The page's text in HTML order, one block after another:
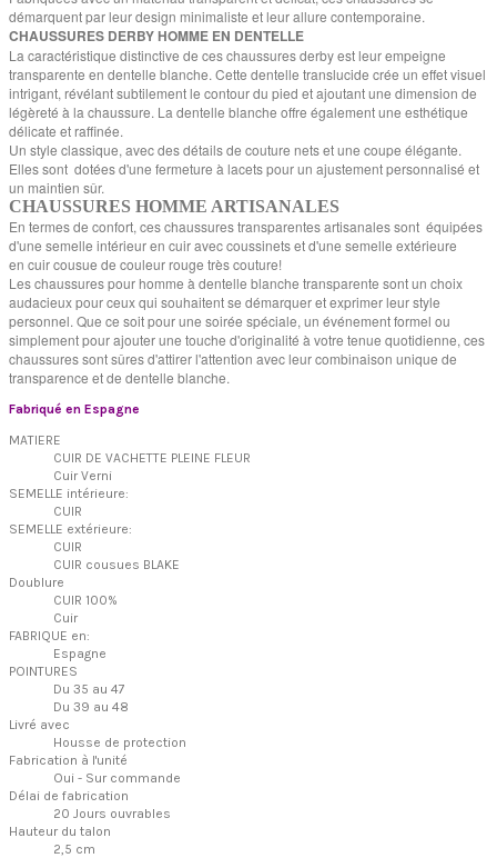
démarquent par leur design minimaliste et leur allure contemporaine.
CHAUSSURES DERBY HOMME EN DENTELLE
La caractéristique distinctive de ces chaussures derby est leur empeigne
transparente en dentelle blanche. Cette dentelle translucide crée un effet visuel
intrigant, révélant subtilement le contour du pied et ajoutant une dimension de
légèreté à la chaussure. La dentelle blanche offre également une esthétique
délicate et raffinée.
Un style classique, avec des détails de couture nets et une coupe élégante.
Elles sont dotées d'une fermeture à lacets pour un ajustement personnalisé et
un maintien sûr.
CHAUSSURES HOMME ARTISANALES
En termes de confort, ces chaussures transparentes artisanales sont équipées
d'une semelle intérieur en cuir avec coussinets et d'une semelle extérieure
en cuir cousue de couleur rouge très couture!
Les chaussures pour homme à dentelle blanche transparente sont un choix
audacieux pour ceux qui souhaitent se démarquer et exprimer leur style
personnel. Que ce soit pour une soirée spéciale, un événement formel ou
simplement pour ajouter une touche d'originalité à votre tenue quotidienne, ces
chaussures sont sûres d'attirer l'attention avec leur combinaison unique de
transparence et de dentelle blanche.
Fabriqué en Espagne
MATIERE
CUIR DE VACHETTE PLEINE FLEUR
Cuir Verni
SEMELLE intérieure:
CUIR
SEMELLE extérieure:
CUIR
CUIR cousues BLAKE
Doublure
CUIR 100%
Cuir
FABRIQUE en:
Espagne
POINTURES
Du 35 au 47
Du 39 au 48
Livré avec
Housse de protection
Fabrication à l'unité
Oui - Sur commande
Délai de fabrication
20 Jours ouvrables
Hauteur du talon
2,5 cm